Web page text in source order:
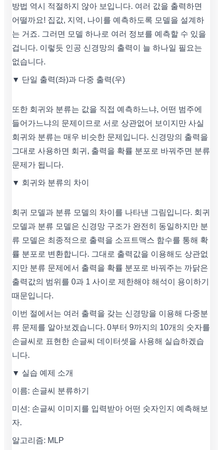
방법 역시 적절하지 않아 보입니다. 여러 값을 출력하면
어떨까요! 집값, 지역, 나이를 예측하도록 모델을 설계하
는 거죠. 그러면 모델 하나로 여러 정보를 예측할 수 있을
겁니다. 이렇듯 인공 신경망의 출력이 늘 하나일 필요는
없습니다.
▼ 단일 출력(좌)과 다중 출력(우)
또한 회귀와 분류는 값을 직접 예측하느냐, 어떤 범주에
들어가느냐의 문제이므로 서로 상관없어 보이지만 사실
회귀와 분류는 매우 비슷한 문제입니다. 신경망의 출력을
그대로 사용하면 회귀, 출력을 확률 분포로 바꿔주면 분류
문제가 됩니다.
▼ 회귀와 분류의 차이
회귀 모델과 분류 모델의 차이를 나타낸 그림입니다. 회귀
모델과 분류 모델은 신경망 구조가 완전히 동일하지만 분
류 모델은 최종적으로 출력을 소프트맥스 함수를 통해 확
률 분포로 변환합니다. 그대로 출력값을 이용해도 상관없
지만 분류 문제에서 출력을 확률 분포로 바꿔주는 까닭은
출력값의 범위를 0과 1 사이로 제한해야 해석이 용이하기
때문입니다.
이번 절에서는 여러 출력을 갖는 신경망을 이용해 다중분
류 문제를 알아보겠습니다. 0부터 9까지의 10개의 숫자를
손글씨로 표현한 손글씨 데이터셋을 사용해 실습하겠습
니다.
▼ 실습 예제 소개
이름: 손글씨 분류하기
미션: 손글씨 이미지를 입력받아 어떤 숫자인지 예측해보
자.
알고리즘: MLP